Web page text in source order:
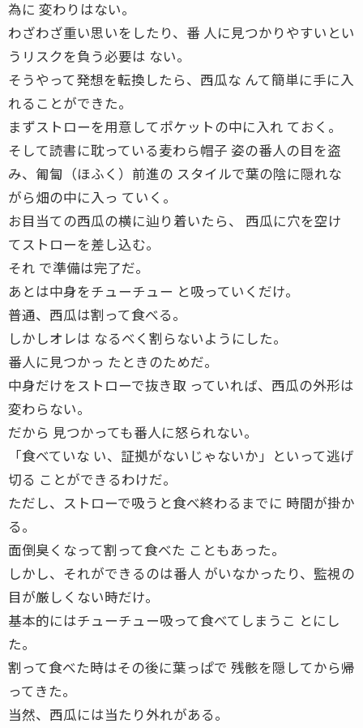
為に 変わりはない。
わざわざ重い思いをしたり、番 人に見つかりやすいとい
うリスクを負う必要は ない。
そうやって発想を転換したら、西瓜な んて簡単に手に入
れることができた。
まずストローを用意してポケットの中に入れ ておく。
そして読書に耽っている麦わら帽子 姿の番人の目を盗
み、匍匐（ほふく）前進の スタイルで葉の陰に隠れな
がら畑の中に入っ ていく。
お目当ての西瓜の横に辿り着いたら、 西瓜に穴を空け
てストローを差し込む。
それ で準備は完了だ。
あとは中身をチューチュー と吸っていくだけ。
普通、西瓜は割って食べる。
しかしオレは なるべく割らないようにした。
番人に見つかっ たときのためだ。
中身だけをストローで抜き取 っていれば、西瓜の外形は
変わらない。
だから 見つかっても番人に怒られない。
「食べていな い、証拠がないじゃないか」といって逃げ
切る ことができるわけだ。
ただし、ストローで吸うと食べ終わるまでに 時間が掛か
る。
面倒臭くなって割って食べた こともあった。
しかし、それができるのは番人 がいなかったり、監視の
目が厳しくない時だけ。
基本的にはチューチュー吸って食べてしまうこ とにし
た。
割って食べた時はその後に葉っぱで 残骸を隠してから帰
ってきた。
当然、西瓜には当たり外れがある。